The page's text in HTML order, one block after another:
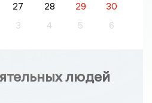
27 28 29
30
3 4 5 6
людей